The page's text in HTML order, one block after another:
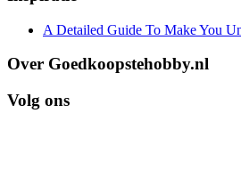
A Detailed Guide To Make You
Over Goedkoopstehobby.nl
Volg ons